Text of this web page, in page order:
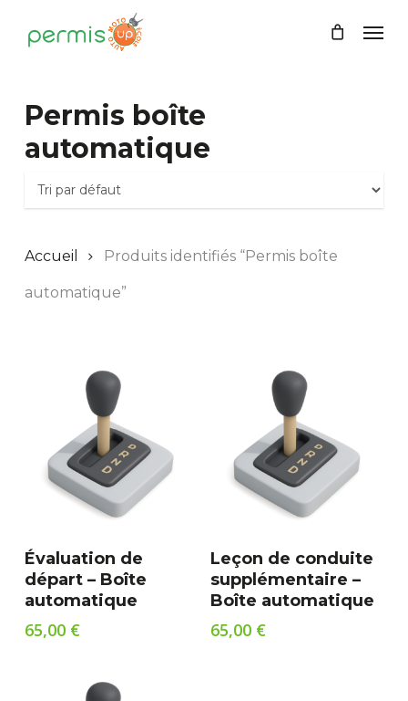
main
Permis boîte
automatique
Accueil Produits identifiés “Permis boîte
automatique”
Ajouter Au Panier
Évaluation de
départ – Boîte
automatique
65,00 €
Ajouter Au Panier
Leçon de conduite
supplémentaire –
Boîte automatique
65,00 €